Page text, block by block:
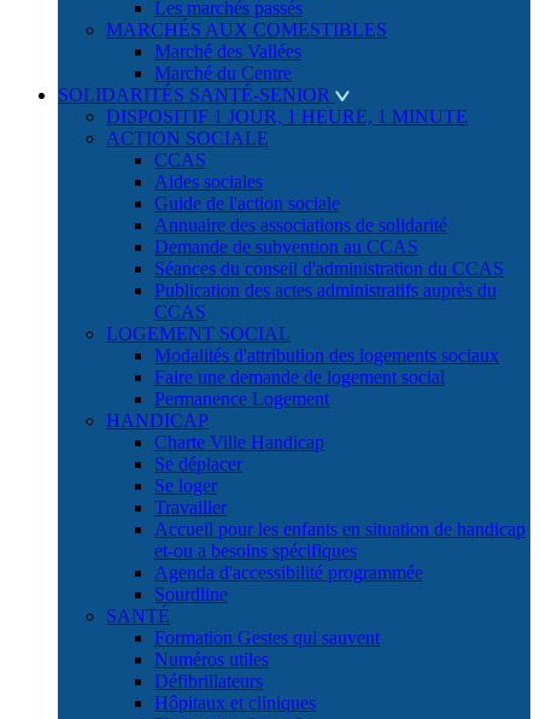
Les marchés passés
MARCHÉS AUX COMESTIBLES
Marché des Vallées
Marché du Centre
SOLIDARITÉS SANTÉ-SENIOR
DISPOSITIF 1 JOUR, 1 HEURE, 1 MINUTE
ACTION SOCIALE
CCAS
Aides sociales
Guide de l'action sociale
Annuaire des associations de solidarité
Demande de subvention au CCAS
Séances du conseil d'administration du CCAS
Publication des actes administratifs auprès du
CCAS
LOGEMENT SOCIAL
Modalités d'attribution des logements sociaux
Faire une demande de logement social
Permanence Logement
HANDICAP
Charte Ville Handicap
Se déplacer
Se loger
Travailler
Accueil pour les enfants en situation de handicap
et-ou a besoins spécifiques
Agenda d'accessibilité programmée
Sourdline
SANTÉ
Formation Gestes qui sauvent
Numéros utiles
Défibrillateurs
Hôpitaux et cliniques